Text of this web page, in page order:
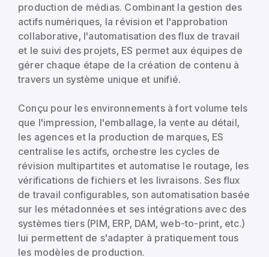
production de médias. Combinant la gestion des
actifs numériques, la révision et l'approbation
collaborative, l'automatisation des flux de travail
et le suivi des projets, ES permet aux équipes de
gérer chaque étape de la création de contenu à
travers un système unique et unifié.
Conçu pour les environnements à fort volume tels
que l'impression, l'emballage, la vente au détail,
les agences et la production de marques, ES
centralise les actifs, orchestre les cycles de
révision multipartites et automatise le routage, les
vérifications de fichiers et les livraisons. Ses flux
de travail configurables, son automatisation basée
sur les métadonnées et ses intégrations avec des
systèmes tiers (PIM, ERP, DAM, web-to-print, etc.)
lui permettent de s'adapter à pratiquement tous
les modèles de production.